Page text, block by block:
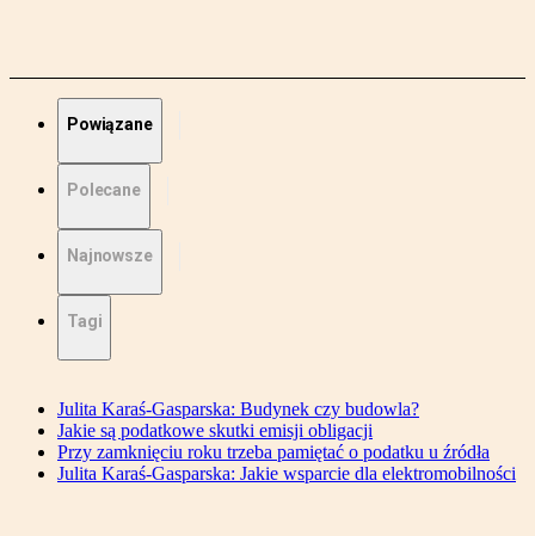
Powiązane
Polecane
Najnowsze
Tagi
Julita Karaś-Gasparska: Budynek czy budowla?
Jakie są podatkowe skutki emisji obligacji
Przy zamknięciu roku trzeba pamiętać o podatku u źródła
Julita Karaś-Gasparska: Jakie wsparcie dla elektromobilności